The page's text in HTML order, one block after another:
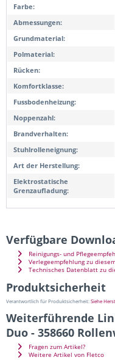
Farbe:
Abmessungen:
Grundmaterial:
Polmaterial:
Rücken:
Komfortklasse:
Fussbodenheizung:
Noppenzahl:
Brandverhalten:
Stuhlrolleneignung:
Art der Herstellung:
Elektrostatische
Grenzaufladung:
Verfügbare
Reinigungs- und
Verlegeempfehlung zu
Technisches Datenblatt zu
Produktsicherheit
Verantwortlich für Produktsicherheit:Siehe
Weiterführende
Duo - 358660
Fragen zum Artikel?
Weitere Artikel von Fletco